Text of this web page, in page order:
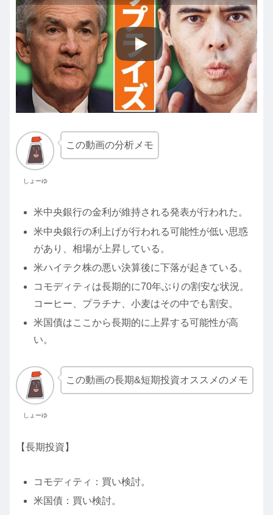
しょーゆ
この動画の分析メモ
米中央銀行の金利が維持される発表が行われた。
米中央銀行の利上げが行われる可能性が低い思惑
があり、相場が上昇している。
米ハイテク株の悪い決算後に下落が起きている。
コモディティは長期的に70年ぶりの割安な状況。
コーヒー、プラチナ、小麦はその中でも割安。
米国債はここから長期的に上昇する可能性が高
い。
しょーゆ
この動画の長期&短期投資オススメのメモ
【長期投資】
コモディティ：買い検討。
米国債：買い検討。